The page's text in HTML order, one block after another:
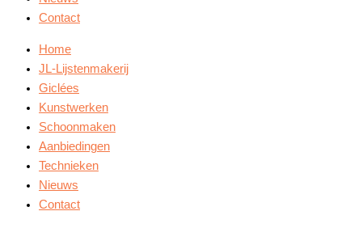
Contact
Home
JL-Lijstenmakerij
Giclées
Kunstwerken
Schoonmaken
Aanbiedingen
Technieken
Nieuws
Contact